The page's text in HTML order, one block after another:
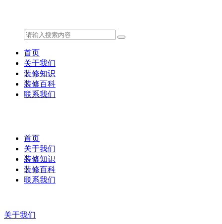
首页
关于我们
装修知识
装修百科
联系我们
首页
关于我们
装修知识
装修百科
联系我们
关于我们